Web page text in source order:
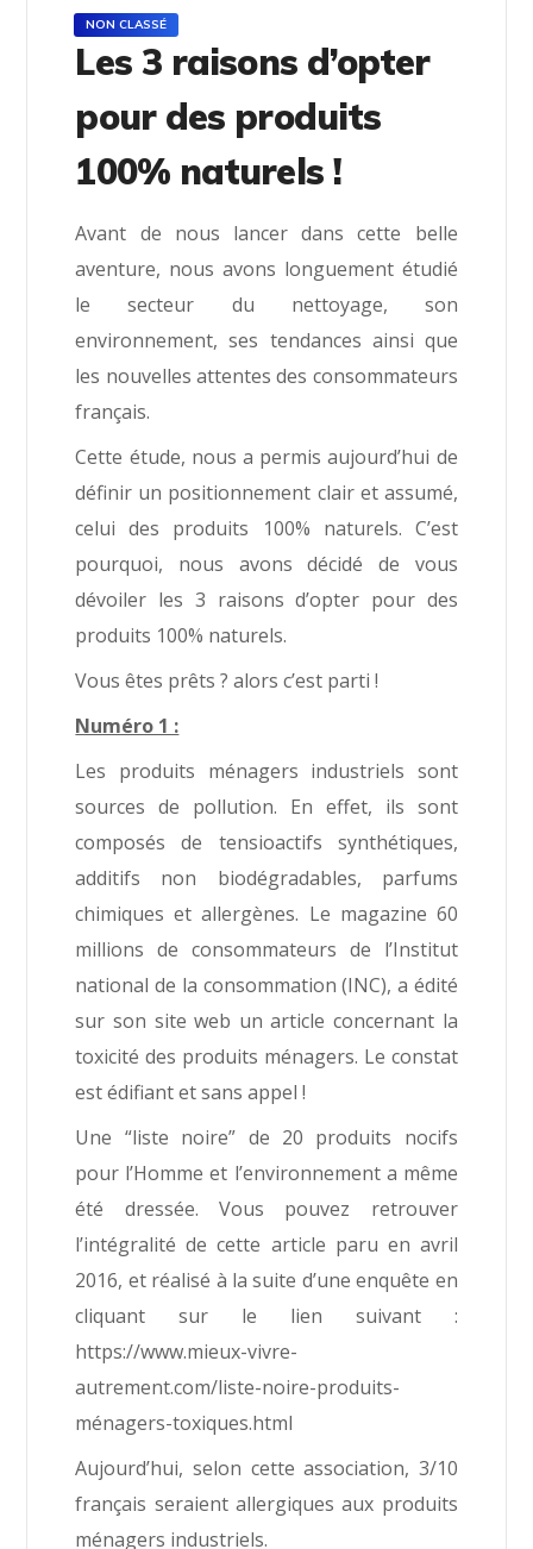
NON CLASSÉ
Les 3 raisons d’opter
pour des produits
100% naturels !
Avant de nous lancer dans cette belle
aventure, nous avons longuement étudié
le secteur du nettoyage, son
environnement, ses tendances ainsi que
les nouvelles attentes des consommateurs
français.
Cette étude, nous a permis aujourd’hui de
définir un positionnement clair et assumé,
celui des produits 100% naturels. C’est
pourquoi, nous avons décidé de vous
dévoiler les 3 raisons d’opter pour des
produits 100% naturels.
Vous êtes prêts ? alors c’est parti !
Numéro 1 :
Les produits ménagers industriels sont
sources de pollution. En effet, ils sont
composés de tensioactifs synthétiques,
additifs non biodégradables, parfums
chimiques et allergènes. Le magazine 60
millions de consommateurs de l’Institut
national de la consommation (INC), a édité
sur son site web un article concernant la
toxicité des produits ménagers. Le constat
est édifiant et sans appel !
Une “liste noire” de 20 produits nocifs
pour l’Homme et l’environnement a même
été dressée. Vous pouvez retrouver
l’intégralité de cette article paru en avril
2016, et réalisé à la suite d’une enquête en
cliquant sur le lien suivant :
https://www.mieux-vivre-
autrement.com/liste-noire-produits-
ménagers-toxiques.html
Aujourd’hui, selon cette association, 3/10
français seraient allergiques aux produits
ménagers industriels.